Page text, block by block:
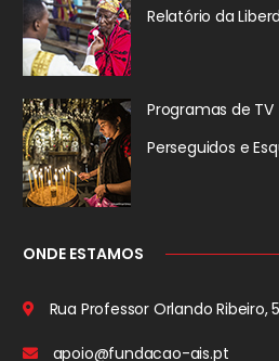
Relatório da
Programas de TV
Perseguidos e
ONDE ESTAMOS
Rua Professor Orlando Ribeiro,
apoio@fundacao-ais.pt